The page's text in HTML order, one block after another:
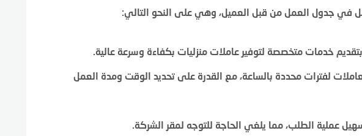
في جدول العمل من قبل العميل، وهي على النحو التالي:
خدمات متخصصة لتوفير عاملات منزليات بكفاءة وسرعة عالية.
لفترات محددة بالساعة، مع القدرة على تحديد الوقت ومدة العمل
عملية الطلب، مما يلغي الحاجة للتوجه لمقر الشركة.